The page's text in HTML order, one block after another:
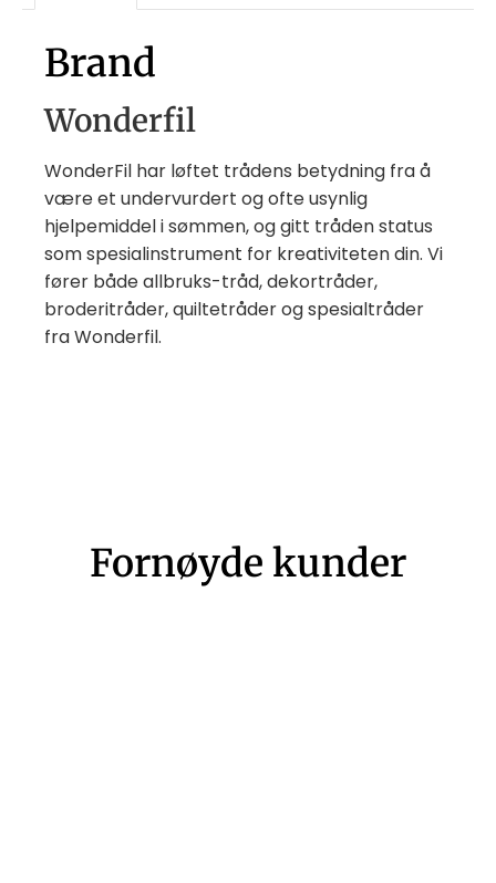
Brand
Wonderfil
WonderFil har løftet trådens betydning fra å
være et undervurdert og ofte usynlig
hjelpemiddel i sømmen, og gitt tråden status
som spesialinstrument for kreativiteten din. Vi
fører både allbruks-tråd, dekortråder,
broderitråder, quiltetråder og spesialtråder
fra Wonderfil.
Fornøyde kunder